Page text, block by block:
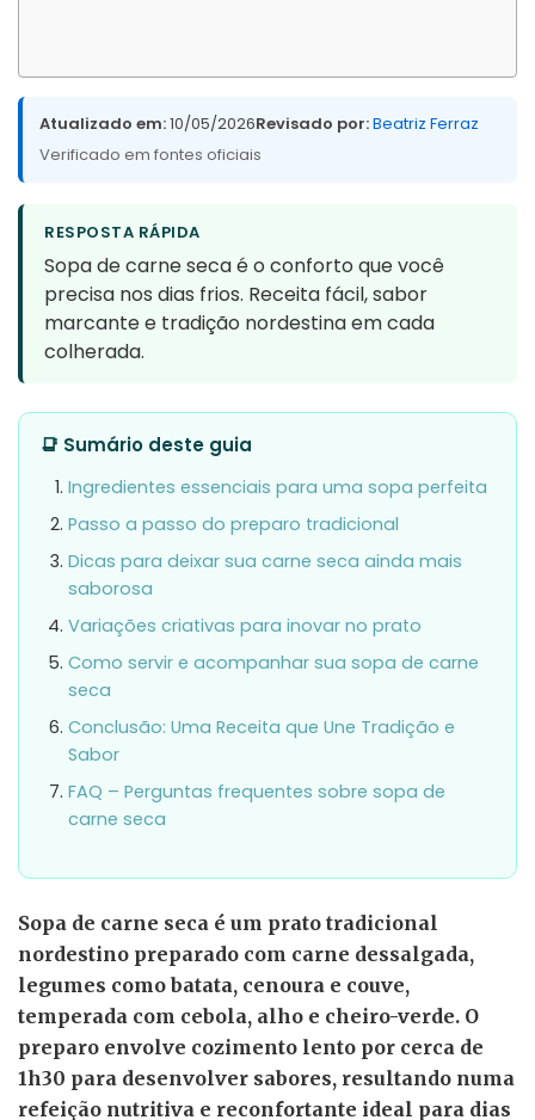
Atualizado em:10/05/2026Revisado por:Beatriz Ferraz
Verificado em fontes oficiais
RESPOSTA RÁPIDA
Sopa de carne seca é o conforto que você
precisa nos dias frios. Receita fácil, sabor
marcante e tradição nordestina em cada
colherada.
📑 Sumário deste guia
Ingredientes essenciais para uma sopa perfeita
Passo a passo do preparo tradicional
Dicas para deixar sua carne seca ainda mais
saborosa
Variações criativas para inovar no prato
Como servir e acompanhar sua sopa de carne
seca
Conclusão: Uma Receita que Une Tradição e
Sabor
FAQ – Perguntas frequentes sobre sopa de
carne seca
Sopa de carne seca é um prato tradicional
nordestino preparado com carne dessalgada,
legumes como batata, cenoura e couve,
temperada com cebola, alho e cheiro-verde. O
preparo envolve cozimento lento por cerca de
1h30 para desenvolver sabores, resultando numa
refeição nutritiva e reconfortante ideal para dias